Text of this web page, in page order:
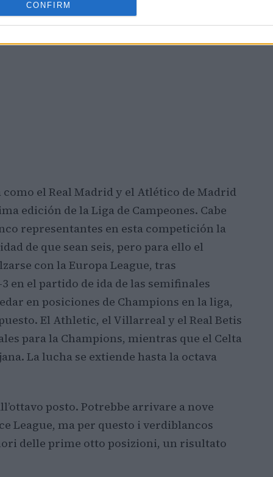
CONFIRM
el Real Madrid y el Atlético de Madrid
edición de la Liga de Campeones. Cabe
representantes en esta competición la
de que sean seis, pero para ello el
con la Europa League, tras
en el partido de ida de las semifinales
en posiciones de Champions en la liga,
El Athletic, el Villarreal y el Real Betis
para la Champions, mientras que el Celta
La lucha se extiende hasta la octava
posto. Potrebbe arrivare a nove
League, ma per questo i verdiblancos
delle prime otto posizioni, un risultato